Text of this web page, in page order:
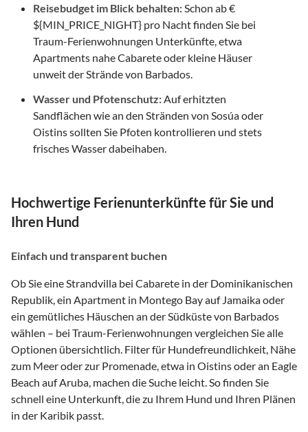
Reisebudget im Blick behalten:Schon ab €
${MIN_PRICE_NIGHT} pro Nacht finden Sie bei
Traum-Ferienwohnungen Unterkünfte, etwa
Apartments nahe Cabarete oder kleine Häuser
unweit der Strände von Barbados.
Wasser und Pfotenschutz:Auf erhitzten
Sandflächen wie an den Stränden von Sosúa oder
Oistins sollten Sie Pfoten kontrollieren und stets
frisches Wasser dabeihaben.
Hochwertige Ferienunterkünfte für Sie und
Ihren Hund
Einfach und transparent buchen
Ob Sie eine Strandvilla bei Cabarete in der Dominikanischen
Republik, ein Apartment in Montego Bay auf Jamaika oder
ein gemütliches Häuschen an der Südküste von Barbados
wählen – bei Traum-Ferienwohnungen vergleichen Sie alle
Optionen übersichtlich. Filter für Hundefreundlichkeit, Nähe
zum Meer oder zur Promenade, etwa in Oistins oder an Eagle
Beach auf Aruba, machen die Suche leicht. So finden Sie
schnell eine Unterkunft, die zu Ihrem Hund und Ihren Plänen
in der Karibik passt.